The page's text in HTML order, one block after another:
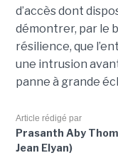
d’accès dont
démontrer, par le
résilience, que
une intrusion
panne à grande
Article rédigé par
Prasanth Aby
Jean Elyan)